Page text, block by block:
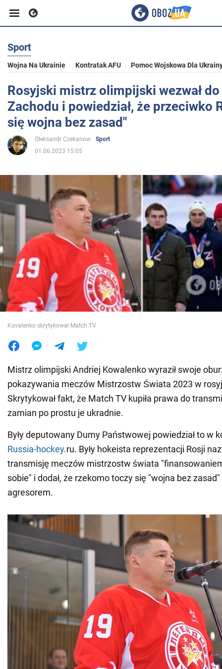
Biznes
Sport
Rozrywka
Życie
Społeczeństwo
Wojna na Ukrainie
Świat
Jedzenie
Sport
Wojna Na Ukrainie Kontratak AFU Pomoc Wojskowa Dla
Rosyjski mistrz olimpijski wezwał
Zachodu i powiedział, że przeciwko
się wojna bez zasad"
Oleksandr Czekanow
Sport
01.06.2023 15:05
Kovalenko skrytykował Match TV
Mistrz olimpijski Andriej Kowalenko wyraził swoje
pokazywania meczów Mistrzostw Świata 2023 w
Skrytykował fakt, że Match TV kupiła prawa do
zamian po prostu je ukradnie.
Były deputowany Dumy Państwowej powiedział to w
Russia-hockey.ru. Były hokeista reprezentacji Rosji
transmisję meczów mistrzostw świata
sobie" i dodał, że rzekomo toczy się "wojna bez
agresorem.